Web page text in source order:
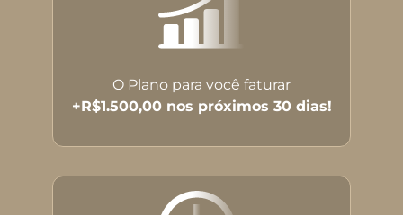
O Plano para você faturar
+R$1.500,00 nos próximos 30 dias!